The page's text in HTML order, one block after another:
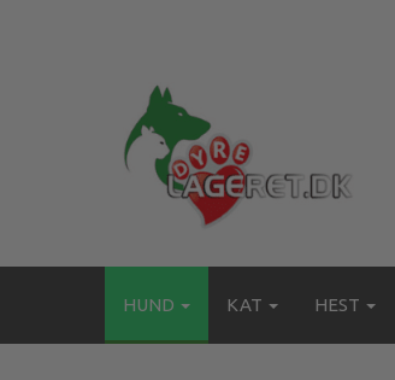
HUND KAT HEST